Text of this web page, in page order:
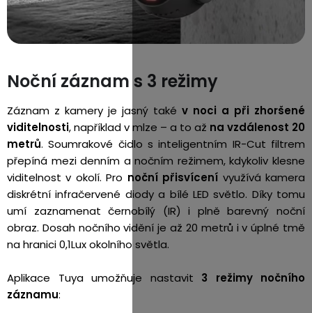
Noční záznam s 3 režimy
Záznam z kamery je jasný také v noci a při zhoršené
viditelnosti, například v mlze – a to až na vzdálenost 20
metrů. Soumrakové čidlo s inteligentním IR-Cut filtrem
přepíná mezi denním a nočním režimem, kdykoliv klesne
viditelnost v okolí. Pro noční přisvícení využívá kamera
diskrétní infračervené diody a bílé LED světlo. Díky tomu
umí zaznamenat černobílý (IR) i plně barevný noční
obraz. Dosah nočního vidění je až 20 metrů i v úplné tmě
na hranici 0,1Lux okolního světla.
Aplikace Tuya umožňuje nastavit 3 režimy nočního
záznamu: